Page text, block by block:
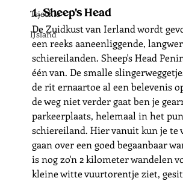
Tsjechië
IJsland
1. Sheep's Head
De Zuidkust van Ierland wordt
een reeks aaneenliggende,
schiereilanden. Sheep's Head
één van. De smalle
de rit ernaartoe al een belevenis
de weg niet verder gaat ben je
parkeerplaats, helemaal in het
schiereiland. Hier vanuit kun je te
gaan over een goed begaanbaar
is nog zo'n 2 kilometer wandelen
kleine witte vuurtorentje ziet,